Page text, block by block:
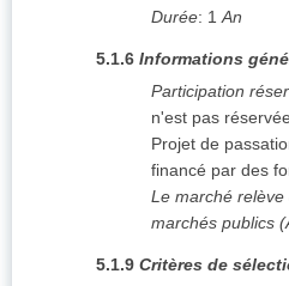
Durée: 1 An
5.1.6 Informations
Participation
n'est pas
Projet de
financé par des
Le marché
marchés publics
5.1.9 Critères de